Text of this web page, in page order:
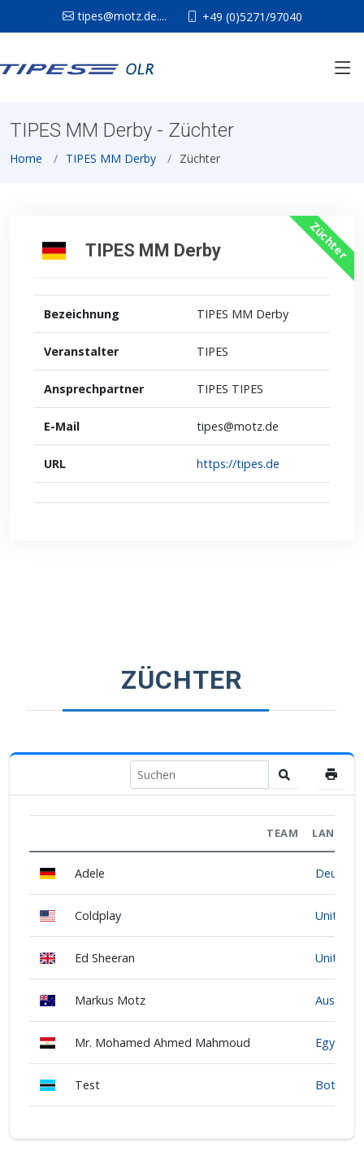
tipes@motz.de.... +49 (0)5271/97040
TIPES MM Derby - Züchter
Home TIPES MM Derby Züchter
Züchter
TIPES MM Derby
Bezeichnung TIPES MM Derby
Veranstalter TIPES
Ansprechpartner TIPES TIPES
E-Mail tipes@motz.de
URL https://tipes.de
ZÜCHTER
TEAM LAND
Adele
Coldplay United
Ed Sheeran United
Markus Motz Australia
Mr. Mohamed Ahmed Mahmoud Egypt
Test